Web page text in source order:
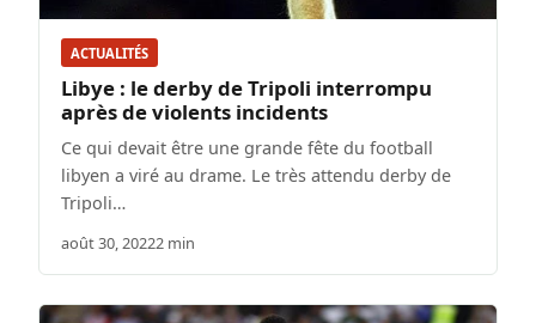
ACTUALITÉS
Libye : le derby de Tripoli interrompu
après de violents incidents
Ce qui devait être une grande fête du football
libyen a viré au drame. Le très attendu derby de
Tripoli…
août 30, 20222 min